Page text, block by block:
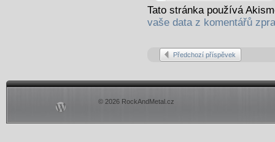
Tato stránka používá
vaše data z komentářů
Předchozí příspěvek
© 2026 RockAndMetal.cz